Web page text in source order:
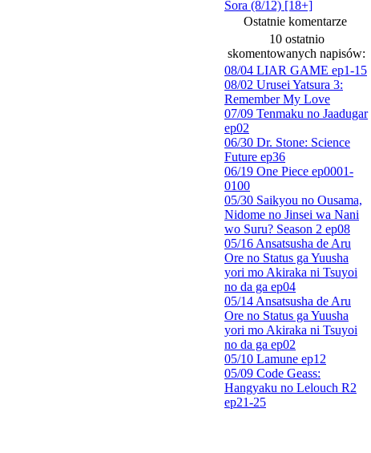
Sora (8/12) [18+]
Ostatnie komentarze
10 ostatnio
skomentowanych napisów:
08/04 LIAR GAME ep1-15
08/02 Urusei Yatsura 3:
Remember My Love
07/09 Tenmaku no Jaadugar
ep02
06/30 Dr. Stone: Science
Future ep36
06/19 One Piece ep0001-
0100
05/30 Saikyou no Ousama,
Nidome no Jinsei wa Nani
wo Suru? Season 2 ep08
05/16 Ansatsusha de Aru
Ore no Status ga Yuusha
yori mo Akiraka ni Tsuyoi
no da ga ep04
05/14 Ansatsusha de Aru
Ore no Status ga Yuusha
yori mo Akiraka ni Tsuyoi
no da ga ep02
05/10 Lamune ep12
05/09 Code Geass:
Hangyaku no Lelouch R2
ep21-25